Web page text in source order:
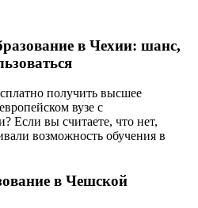
в Чехии: шанс,
получить высшее
вузе с
Если вы считаете, что нет,
возможность обучения в
в Чешской